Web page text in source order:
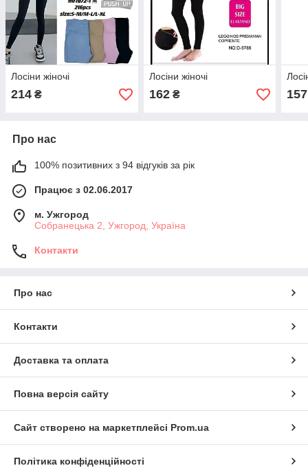
Лосіни жіночі
214 ₴
Лосіни жіночі
162₴ 157
Про нас
100% позитивних з 94 відгуків за рік
Працює з 02.06.2017
м. Ужгород
Собранецька 2, Ужгород, Україна
Контакти
Про нас
Контакти
Доставка та оплата
Повна версія сайту
Сайт створено на маркетплейсі Prom.ua
Політика конфіденційності